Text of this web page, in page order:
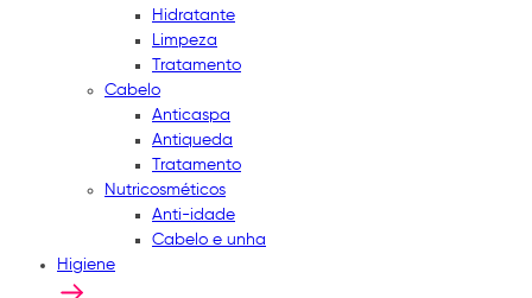
Hidratante
Limpeza
Tratamento
Cabelo
Anticaspa
Antiqueda
Tratamento
Nutricosméticos
Anti-idade
Cabelo e unha
Higiene